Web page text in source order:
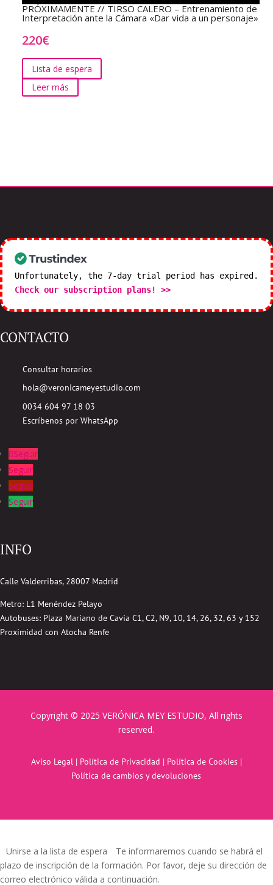
PRÓXIMAMENTE // TIRSO CALERO – Entrenamiento de
Interpretación ante la Cámara «Dar vida a un personaje»
220€
Lista de espera
Leer más
Unfortunately, the 7-day trial period has expired.
Check our subscription plans! >>
CONTACTO
Consultar horarios
hola@veronicameyestudio.com
0034 604 97 18 03
Escríbenos por WhatsApp
Seguir
Seguir
Seguir
Seguir
INFO
Calle Valderribas, 28007 Madrid
Metro: L1 Menéndez Pelayo
Autobuses: Plaza Mariano de Cavia C1, C2, N9, 10, 14, 26, 32, 63 y 152
Proximidad con Atocha Renfe
Copyright © 2025 VERÓNICA MEY ESTUDIO, All rights
reserved.
Aviso Legal| Política de Privacidad | Política de Cookies|
Política de cambios y devoluciones
Unirse a la lista de espera
Te informaremos cuando se habrá el
plazo de inscripción de la formación. Por favor, deje su dirección de
correo electrónico válida a continuación.